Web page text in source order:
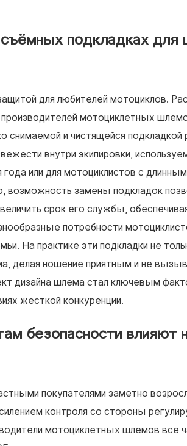
подкладках для
для любителей мотоциклов.
мотоциклетных
снимаемой и чистящейся
внутри экипировки,
или для мотоциклистов с
возможность замены подкладок
срок его службы,
потребности
На практике эти подкладки не
делая ношение приятным и не
дизайна шлема стал ключевым
жесткой конкуренции.
безопасности влияют
покупателями заметно
контроля со стороны
мотоциклетных шлемов все